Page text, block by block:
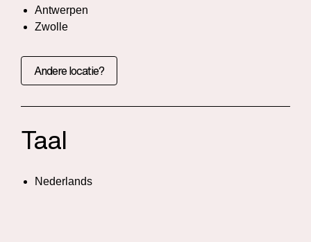
Antwerpen
Zwolle
Andere locatie?
Taal
Nederlands